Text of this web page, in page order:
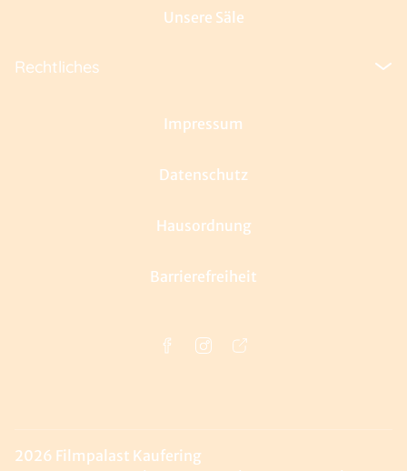
Unsere Säle
Rechtliches
Impressum
Datenschutz
Hausordnung
Barrierefreiheit
2026 Filmpalast Kaufering